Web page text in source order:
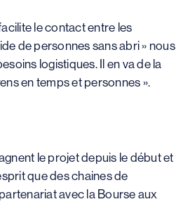
le contact entre les
de personnes sans abri » nous
logistiques. Il en va de la
en temps et personnes ».
le projet depuis le début et
que des chaines de
avec la Bourse aux